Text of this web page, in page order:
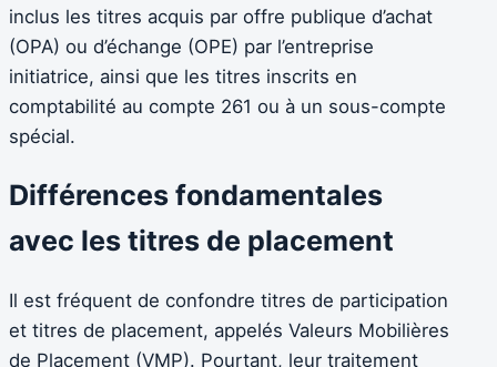
inclus les titres acquis par offre publique d’achat
(OPA) ou d’échange (OPE) par l’entreprise
initiatrice, ainsi que les titres inscrits en
comptabilité au compte 261 ou à un sous-compte
spécial.
Différences fondamentales
avec les titres de placement
Il est fréquent de confondre titres de participation
et titres de placement, appelés Valeurs Mobilières
de Placement (VMP). Pourtant, leur traitement